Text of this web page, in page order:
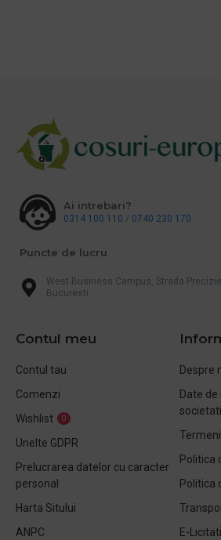
Ai intrebari?
0314 100 110 / 0740 230 170
Puncte de lucru
West Business Campus, Strada
Bucuresti
Contul meu
Contul tau
Comenzi
Wishlist
0
Unelte GDPR
Prelucrarea datelor cu caracter
personal
Harta Sitului
ANPC
Despre
Date
Politica
Politica
E-